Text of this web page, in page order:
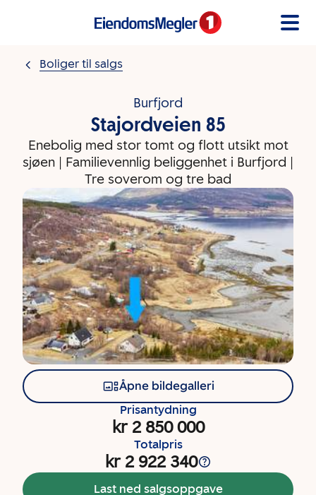
Boliger til salgs
Burfjord
Stajordveien 85
Enebolig med stor tomt og flott utsikt mot
sjøen | Familievennlig beliggenhet i Burfjord |
Tre soverom og tre bad
Åpne bildegalleri
Prisantydning
kr 2 850 000
Totalpris
kr 2 922 340
Last ned salgsoppgave